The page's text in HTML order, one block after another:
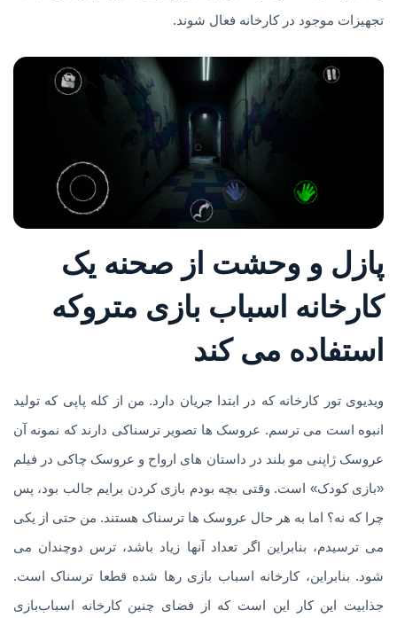
تجهیزات موجود در کارخانه فعال شوند.
پازل و وحشت از صحنه یک
کارخانه اسباب بازی متروکه
استفاده می کند
ویدیوی تور کارخانه که در ابتدا جریان دارد. من از کله پاپی که تولید
انبوه است می ترسم. عروسک ها تصویر ترسناکی دارند که نمونه آن
عروسک ژاپنی مو بلند در داستان های ارواح و عروسک چاکی در فیلم
«بازی کودک» است. وقتی بچه بودم بازی کردن برایم جالب بود، پس
چرا که نه؟ اما به هر حال عروسک ها ترسناک هستند. من حتی از یکی
می ترسیدم، بنابراین اگر تعداد آنها زیاد باشد، ترس دوچندان می
شود. بنابراین، کارخانه اسباب بازی رها شده قطعا ترسناک است.
جذابیت این کار این است که از فضای چنین کارخانه اسباب‌بازی